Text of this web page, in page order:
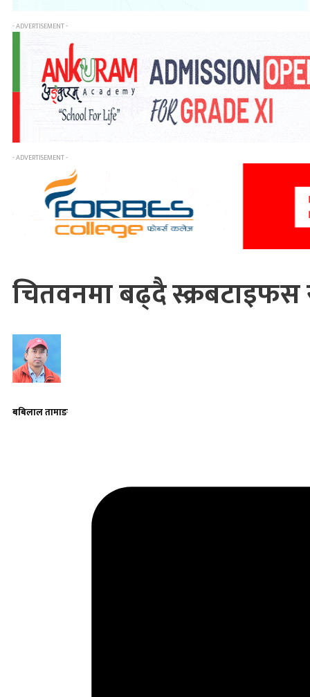
- ADVERTISEMENT -
- ADVERTISEMENT -
चितवनमा बढ्दै स्क्रबटाइफस
बबिलाल तामाङ